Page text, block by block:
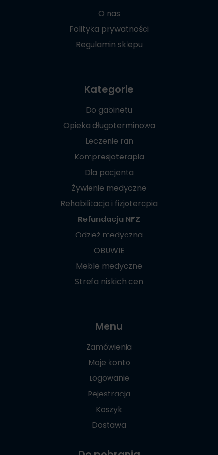
O nas
Polityka prywatności
Regulamin sklepu
Kategorie
Do gabinetu
Opieka długoterminowa
Leczenie ran
Kompresjoterapia
Dla pacjenta
Żywienie medyczne
Rehabilitacja i fizjoterapia
Refundacja NFZ
Odzież medyczna
OBUWIE
Meble medyczne
Strefa niskich cen
Menu
Zamówienia
Moje konto
Logowanie
Rejestracja
Koszyk
Dostawa